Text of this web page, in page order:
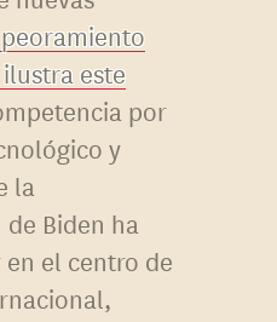
este
por
y
la
Biden ha
el centro de